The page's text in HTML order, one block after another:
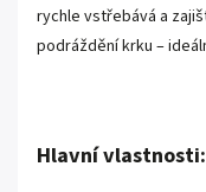
rychle vstřebává a
podráždění krku –
Hlavní vlastnosti: